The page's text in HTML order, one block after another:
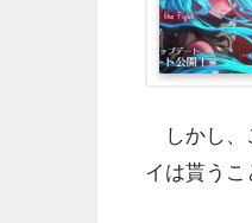
しかし、
イは貰うこ